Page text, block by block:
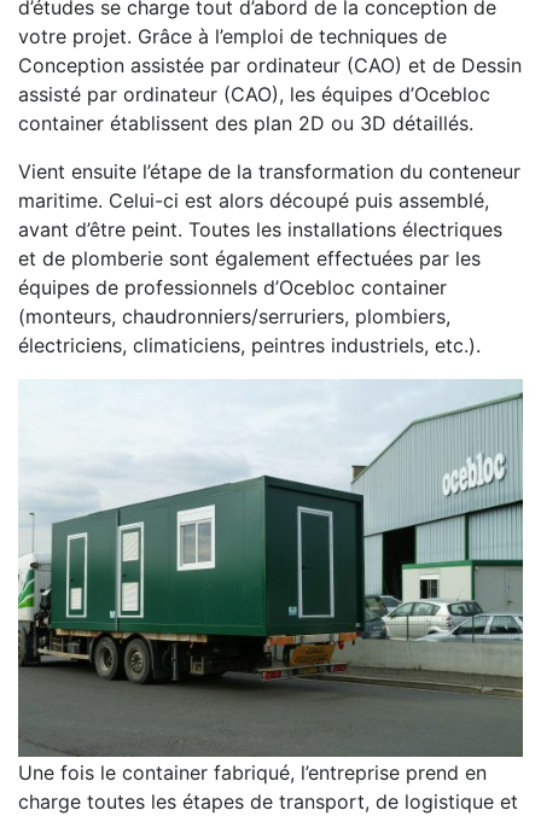
d’études se charge tout d’abord de la conception de
votre projet. Grâce à l’emploi de techniques de
Conception assistée par ordinateur (CAO) et de Dessin
assisté par ordinateur (CAO), les équipes d’Ocebloc
container établissent des plan 2D ou 3D détaillés.
Vient ensuite l’étape de la transformation du conteneur
maritime. Celui-ci est alors découpé puis assemblé,
avant d’être peint. Toutes les installations électriques
et de plomberie sont également effectuées par les
équipes de professionnels d’Ocebloc container
(monteurs, chaudronniers/serruriers, plombiers,
électriciens, climaticiens, peintres industriels, etc.).
Une fois le container fabriqué, l’entreprise prend en
charge toutes les étapes de transport, de logistique et